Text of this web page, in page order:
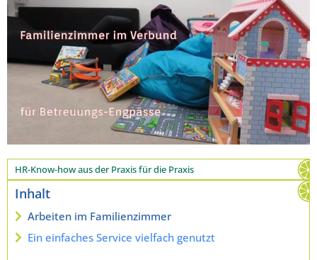
HR-Know-how aus der Praxis für die Praxis
Inhalt
Arbeiten im Familienzimmer
Ein einfaches Service vielfach genutzt